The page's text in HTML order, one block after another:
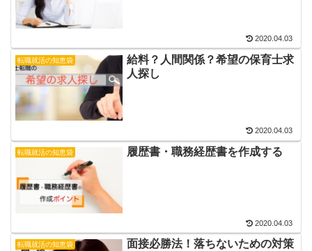
2020.04.03
転職就活の知恵袋
給料？人間関係？希望の保育士求
人探し
2020.04.03
転職就活の知恵袋 履歴書・職務経歴書を作成する
2020.04.03
転職就活の知恵袋 面接必勝法！落ちないための対策